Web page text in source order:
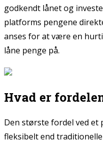
godkendt lånet og
platforms pengene
anses for at være en
låne penge på.
Hvad er
Den største fordel ved et
fleksibelt end